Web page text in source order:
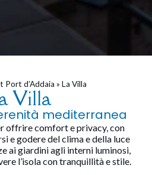
Port d’Addaia » La Villa
Villa
mediterranea
offrire comfort e privacy, con
e godere del clima e della luce
ai giardini agli interni luminosi,
l’isola con tranquillità e stile.